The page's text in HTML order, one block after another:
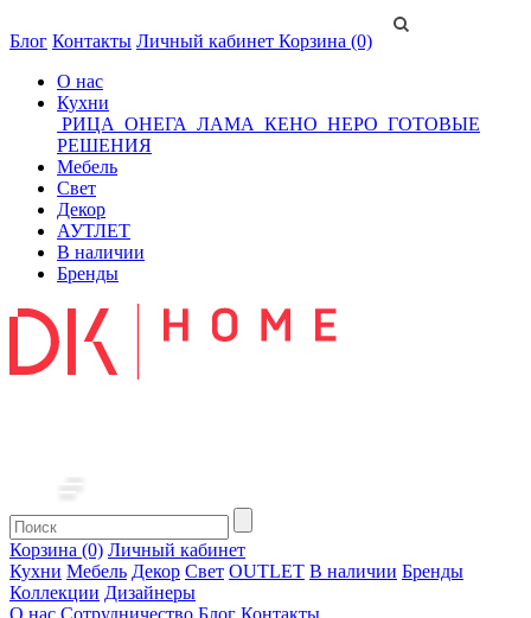
Блог Контакты Личный кабинет Корзина (0)
О нас
Кухни
РИЦА ОНЕГА ЛАМА КЕНО НЕРО ГОТОВЫЕ
РЕШЕНИЯ
Мебель
Свет
Декор
АУТЛЕТ
В наличии
Бренды
Корзина (0) Личный кабинет
Кухни Мебель Декор Свет OUTLET В наличии Бренды
Коллекции Дизайнеры
О нас Сотрудничество Блог Контакты